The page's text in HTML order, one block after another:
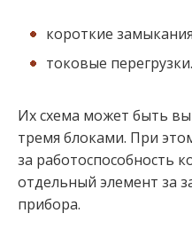
короткие
токовые перегрузки.
Их схема может быть
тремя блоками. При
за работоспособность
отдельный элемент за
прибора.